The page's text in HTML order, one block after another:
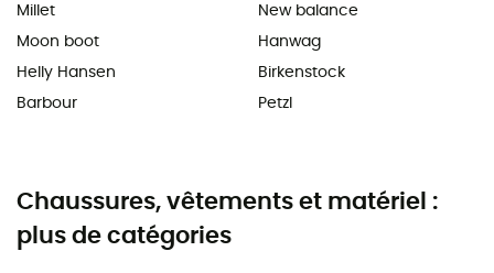
Millet
Moon boot
Helly Hansen
Barbour
New balance
Hanwag
Birkenstock
Petzl
Chaussures, vêtements et matériel :
plus de catégories